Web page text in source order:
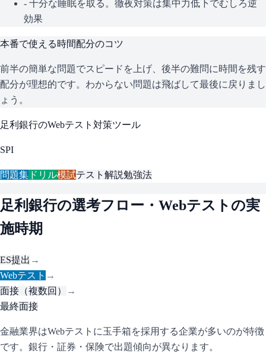
- 十分な睡眠を取る。徹夜対策は集中力低下でむしろ逆
効果
本番で使える時間配分のコツ
前半の簡単な問題でスピードを上げ、後半の難問に時間を残す
配分が理想的です。わからない問題は飛ばして最後に戻りまし
ょう。
足利銀行のWebテスト対策ツール
SPI
問題集 ドリル模試テスト解説勉強法
足利銀行の選考フロー・Webテストの実
施時期
ES提出 →
Webテスト →
面接（複数回）
→
最終面接
金融業界はWebテストに玉手箱を採用する企業が多いのが特徴
です。銀行・証券・保険で出題傾向が異なります。